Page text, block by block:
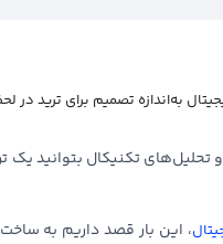
به‌اندازه تصمیم برای ترید در
تحلیل‌های تکنیکال بتوانید
، این بار قصد داریم به